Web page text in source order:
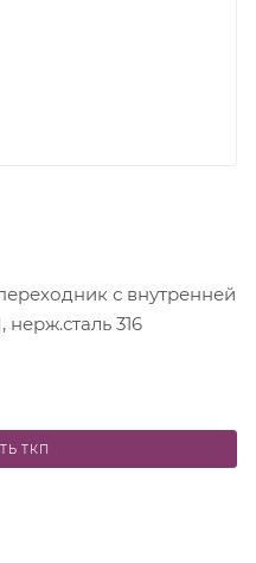
с внутренней
316
ТКП